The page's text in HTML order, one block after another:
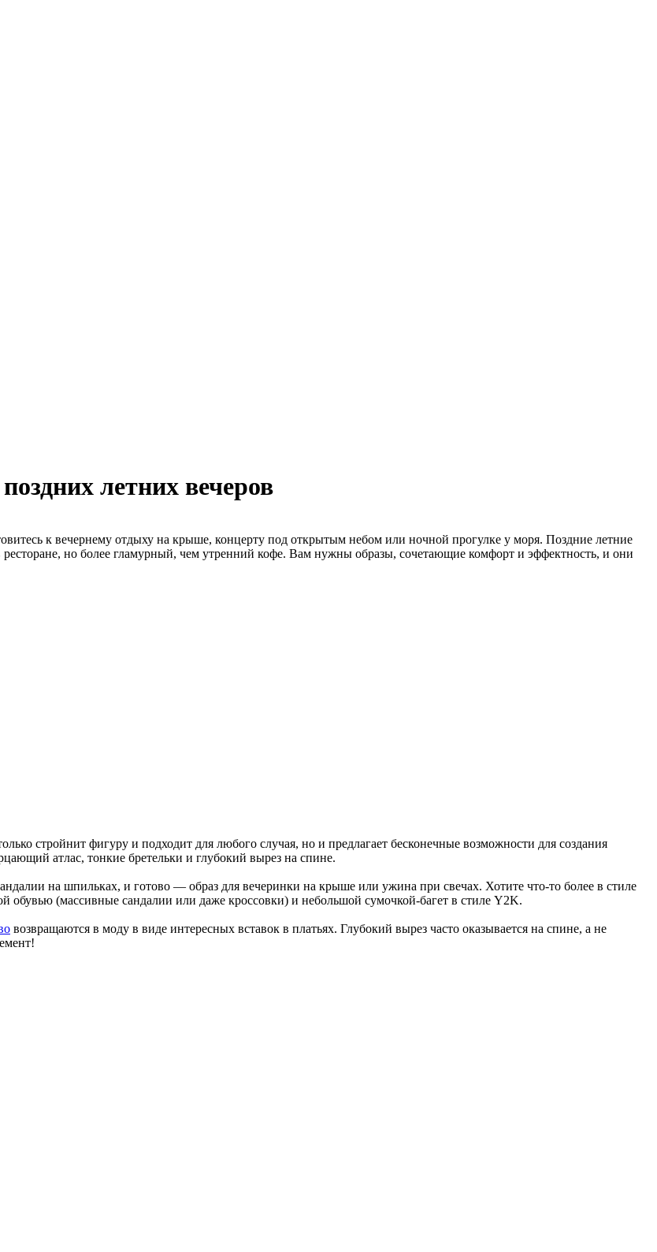
летних вечеров
к вечернему отдыху на крыше, концерту под открытым небом или ночной прогулке у моря. Поздние летние
но более гламурный, чем утренний кофе. Вам нужны образы, сочетающие комфорт и эффектность, и они
стройнит фигуру и подходит для любого случая, но и предлагает бесконечные возможности для создания
атлас, тонкие бретельки и глубокий вырез на спине.
на шпильках, и готово — образ для вечеринки на крыше или ужина при свечах. Хотите что-то более в стиле
обувью (массивные сандалии или даже кроссовки) и небольшой сумочкой-багет в стиле Y2K.
возвращаются в моду в виде интересных вставок в платьях. Глубокий вырез часто оказывается на спине, а не